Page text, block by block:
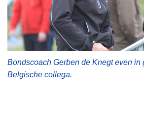
Bondscoach Gerben de Knegt even in
Belgische collega.